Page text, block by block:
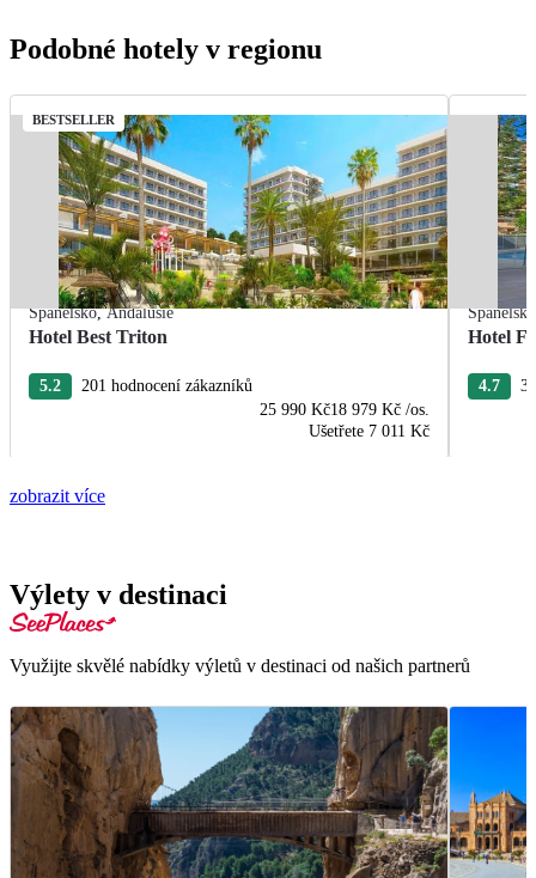
Podobné hotely v regionu
BESTSELLER
Španělsko,Andalusie
Hotel Best Triton
5.2
201 hodnocení zákazníků
25 990 Kč18 979 Kč /os.
Ušetřete 7 011 Kč
Španělsko
Hotel
4.7
zobrazit více
Výlety v destinaci
Využijte skvělé nabídky výletů v destinaci od našich partnerů